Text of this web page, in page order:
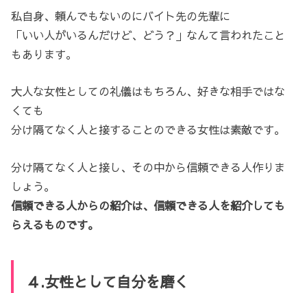
私自身、頼んでもないのにバイト先の先輩に
「いい人がいるんだけど、どう？」なんて言われたこと
もあります。
大人な女性としての礼儀はもちろん、好きな相手ではな
くても
分け隔てなく人と接することのできる女性は素敵です。
分け隔てなく人と接し、その中から信頼できる人作りま
しょう。
信頼できる人からの紹介は、信頼できる人を紹介しても
らえるものです。
４.女性として自分を磨く